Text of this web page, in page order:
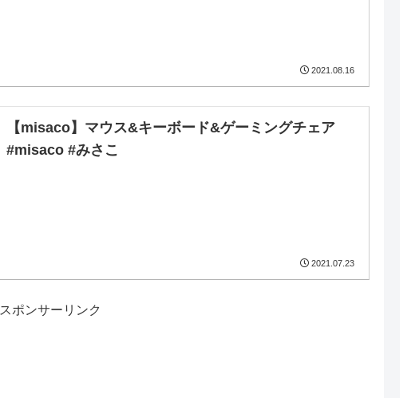
2021.08.16
【misaco】マウス&キーボード&ゲーミングチェア
#misaco #みさこ
2021.07.23
スポンサーリンク